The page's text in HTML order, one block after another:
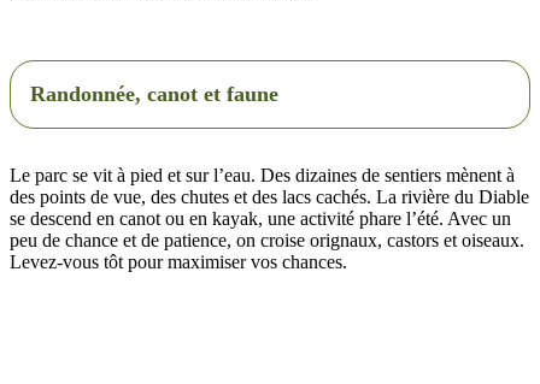
Randonnée, canot et faune
Le parc se vit à pied et sur l’eau. Des dizaines de sentiers mènent à
des points de vue, des chutes et des lacs cachés. La rivière du Diable
se descend en canot ou en kayak, une activité phare l’été. Avec un
peu de chance et de patience, on croise orignaux, castors et oiseaux.
Levez-vous tôt pour maximiser vos chances.